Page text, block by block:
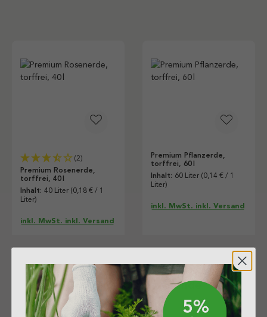
(2)
Premium Rosenerde,
torffrei, 40 l
Inhalt: 40 Liter (0,18 € / 1
Liter)
inkl. MwSt. inkl. Versand
Premium Pflanzerde,
torffrei, 60 l
Inhalt: 60 Liter (0,14 € / 1
Liter)
inkl. MwSt. inkl. Versand
Drei ökologische Gründe
Für die Umwelt